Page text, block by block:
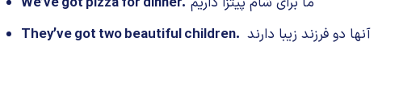
They’ve got two beautiful children. آنها دو فرزند زیبا دارند